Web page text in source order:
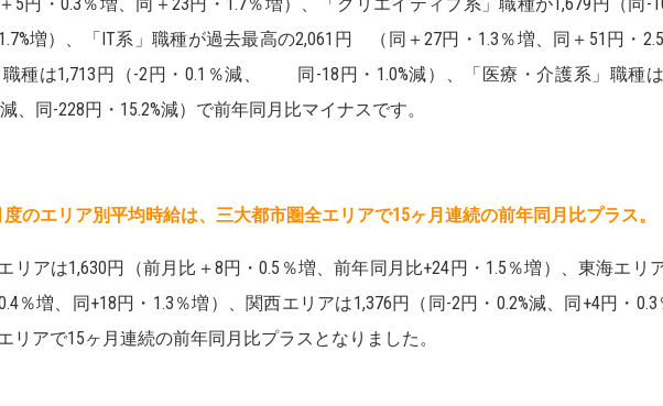
増）、「IT系」職種が過去最高の2,061円 （同＋27円・1.3％増、同＋51円・
種は1,713円（-2円・0.1％減、 同-18円・1.0%減）、「医療・介護系」職種は
、同-228円・15.2%減）で前年同月比マイナスです。
のエリア別平均時給は、三大都市圏全エリアで15ヶ月連続の前年同月比プラス。
リアは1,630円（前月比＋8円・0.5％増、前年同月比+24円・1.5％増）、東海エリ
％増、同+18円・1.3％増）、関西エリアは1,376円（同-2円・0.2%減、同+4円・
リアで15ヶ月連続の前年同月比プラスとなりました。